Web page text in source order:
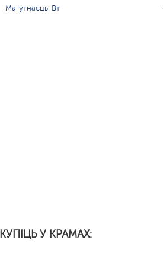
Магутнасць, Вт
КУПІЦЬ У КРАМАХ: